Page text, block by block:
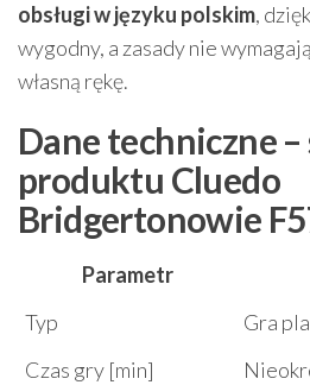
obsługi w języku polskim,
wygodny, a zasady nie
własną rękę.
Dane techniczne
produktu Cluedo
Bridgertonowie
Parametr
Typ
Gra
Czas gry [min]